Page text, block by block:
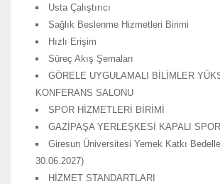
Usta Çalıştırıcı
Sağlık Beslenme Hizmetleri Birimi
Hızlı Erişim
Süreç Akış Şemaları
GÖRELE UYGULAMALI BİLİMLER
KONFERANS SALONU
SPOR HİZMETLERİ BİRİMİ
GAZİPAŞA YERLEŞKESİ KAPALI
Giresun Üniversitesi Yemek Katkı
30.06.2027)
HİZMET STANDARTLARI